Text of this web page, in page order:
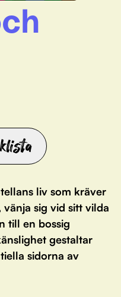
liv som kräver
sig vid sitt vilda
till en bossig
gestaltar
sidorna av